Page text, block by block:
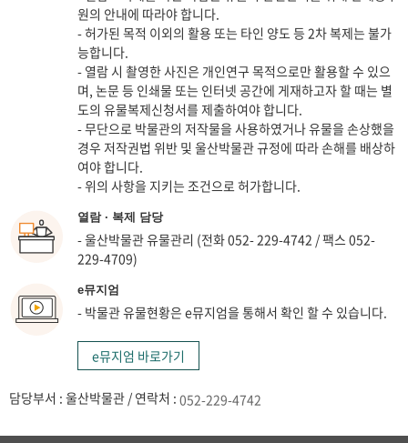
원의 안내에 따라야 합니다.
- 허가된 목적 이외의 활용 또는 타인 양도 등 2차 복제는 불가
능합니다.
- 열람 시 촬영한 사진은 개인연구 목적으로만 활용할 수 있으
며, 논문 등 인쇄물 또는 인터넷 공간에 게재하고자 할 때는 별
도의 유물복제신청서를 제출하여야 합니다.
- 무단으로 박물관의 저작물을 사용하였거나 유물을 손상했을
경우 저작권법 위반 및 울산박물관 규정에 따라 손해를 배상하
여야 합니다.
- 위의 사항을 지키는 조건으로 허가합니다.
열람 · 복제 담당
- 울산박물관 유물관리 (전화 052- 229-4742 / 팩스 052-
229-4709)
e뮤지엄
- 박물관 유물현황은 e뮤지엄을 통해서 확인 할 수 있습니다.
e뮤지엄 바로가기
담당부서 : 울산박물관 / 연락처 : 052-229-4742